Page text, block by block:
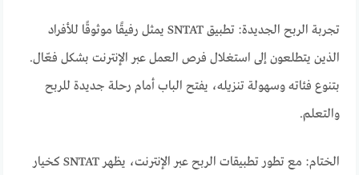
تجربة الربح الجديدة: تطبيق SNTAT يمثل رفيقًا موثوقًا للأفراد
الذين يتطلعون إلى استغلال فرص العمل عبر الإنترنت بشكل فعّال.
بتنوع فئاته وسهولة تنزيله، يفتح الباب أمام رحلة جديدة للربح
والتعلم.
الختام: مع تطور تطبيقات الربح عبر الإنترنت، يظهر SNTAT كخيار